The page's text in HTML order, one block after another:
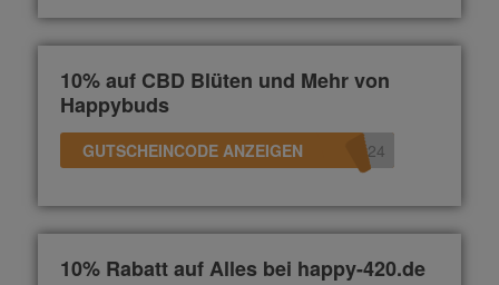
10% auf CBD Blüten und Mehr von
Happybuds
GUTSCHEINCODE ANZEIGEN s24
10% Rabatt auf Alles bei happy-420.de